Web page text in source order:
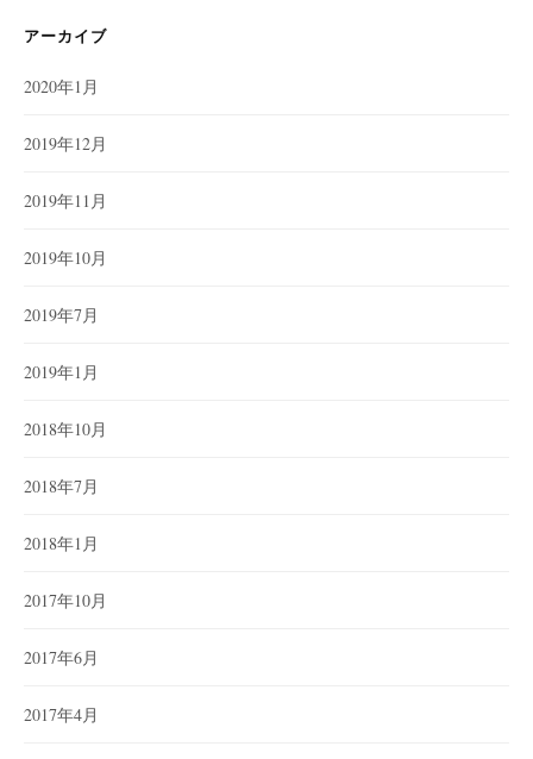
アーカイブ
2020年1月
2019年12月
2019年11月
2019年10月
2019年7月
2019年1月
2018年10月
2018年7月
2018年1月
2017年10月
2017年6月
2017年4月